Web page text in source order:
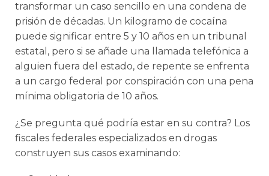
transformar un caso sencillo en una condena de
prisión de décadas. Un kilogramo de cocaína
puede significar entre 5 y 10 años en un tribunal
estatal, pero si se añade una llamada telefónica a
alguien fuera del estado, de repente se enfrenta
a un cargo federal por conspiración con una pena
mínima obligatoria de 10 años.
¿Se pregunta qué podría estar en su contra? Los
fiscales federales especializados en drogas
construyen sus casos examinando: